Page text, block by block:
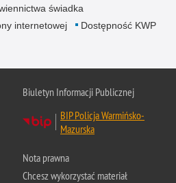
świadka
internetowej
Dostępność KWP
Biuletyn Informacji Publicznej
BIP Policja Warmińsko-
Mazurska
Nota prawna
Chcesz wykorzystać materiał